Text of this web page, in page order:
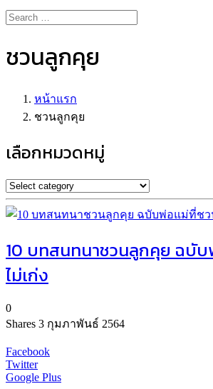
ชวนลูกคุย
หน้าแรก
ชวนลูกคุย
เลือกหมวดหมู่
10 บทสนทนาชวนลูกคุย ฉบั
ไม่เก่ง
0
Shares 3 กุมภาพันธ์ 2564
Facebook
Twitter
Google Plus